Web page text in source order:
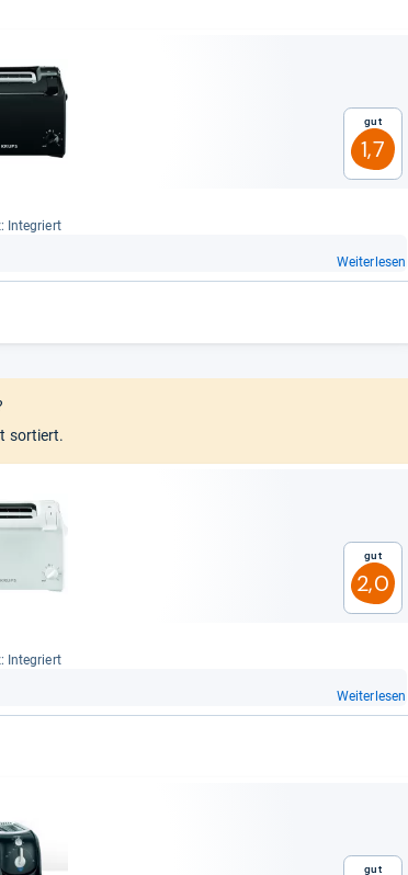
Gut
1,7
Inte­griert
Weiterlesen
sortiert.
Gut
2,0
Inte­griert
Weiterlesen
Gut